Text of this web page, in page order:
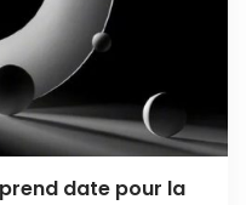
date pour la